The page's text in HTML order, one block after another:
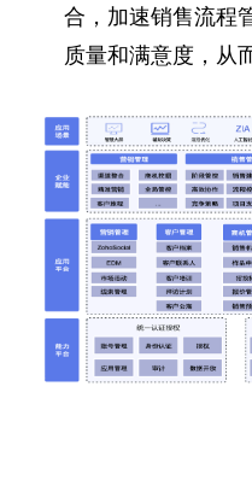
合，加速销售流程
质量和满意度，从